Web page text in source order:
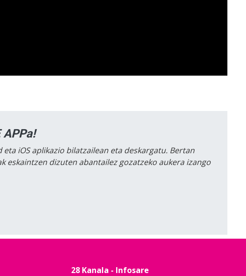
APPa!
iOS aplikazio bilatzailean eta deskargatu. Bertan
eskaintzen dizuten abantailez gozatzeko aukera izango
28 Kanala - Infosare